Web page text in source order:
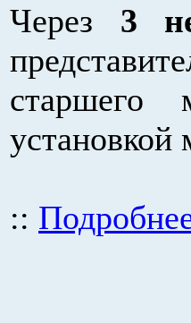
Через 3
старшего
::